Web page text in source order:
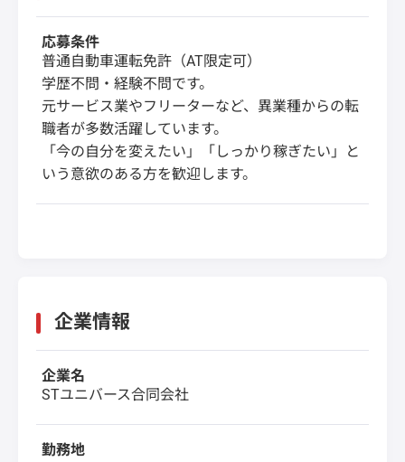
応募条件
普通自動車運転免許（AT限定可）
学歴不問・経験不問です。
元サービス業やフリーターなど、異業種からの転
職者が多数活躍しています。
「今の自分を変えたい」「しっかり稼ぎたい」と
いう意欲のある方を歓迎します。
企業情報
企業名
STユニバース合同会社
勤務地